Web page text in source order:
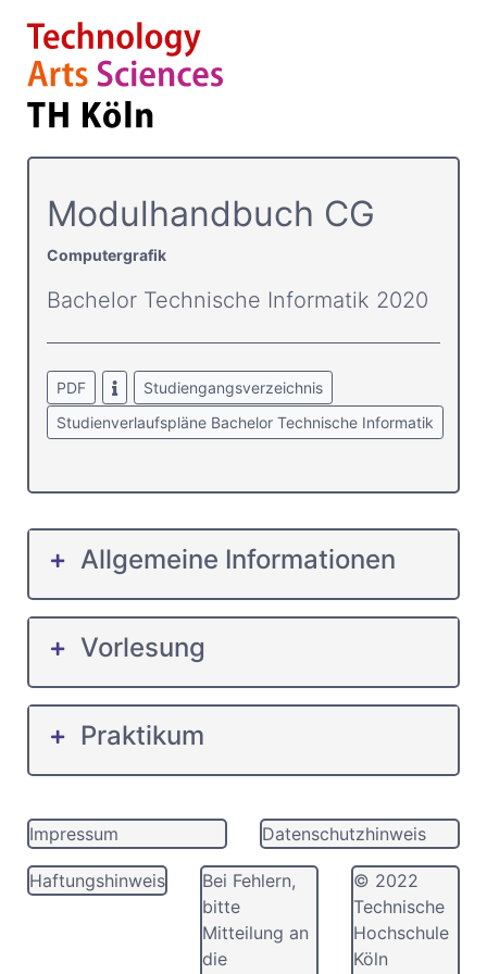
Modulhandbuch CG
Computergrafik
Bachelor Technische Informatik 2020
PDF
Studiengangsverzeichnis
Studienverlaufspläne Bachelor Technische Informatik
Allgemeine Informationen
Vorlesung
Praktikum
Impressum Datenschutzhinweis
Haftungshinweis
Bei Fehlern,
bitte
Mitteilung an
die
© 2022
Technische
Hochschule
Köln